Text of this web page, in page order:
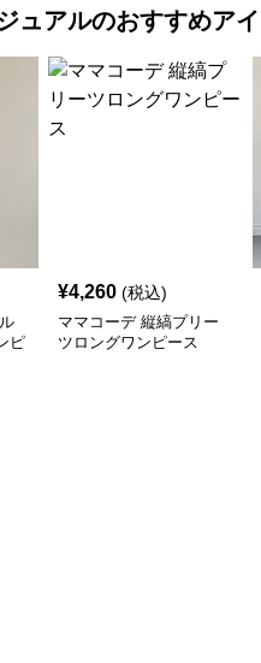
ュアルのおすすめア
ピ
¥4,260 (税込)
ママコーデ 縦縞プリー
ツロングワンピース